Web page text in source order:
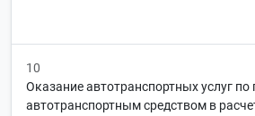
10
Оказание автотранспортных услуг по
автотранспортным средством в